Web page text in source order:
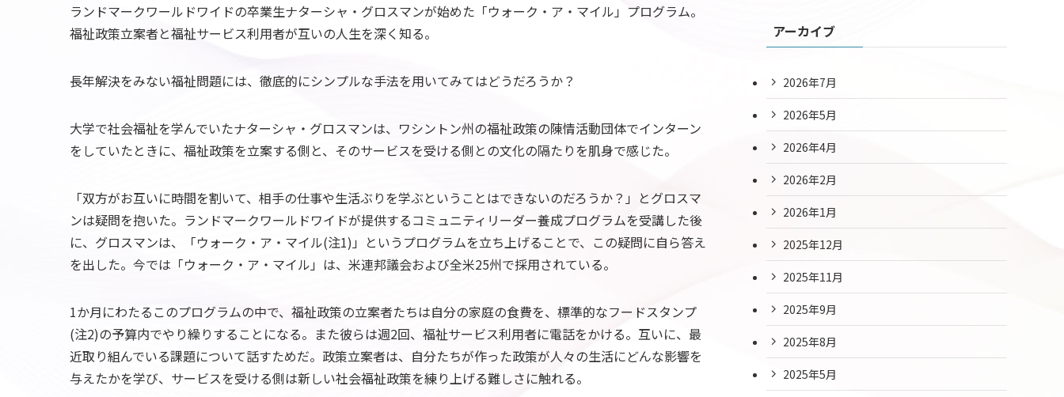
ランドマークワールドワイドの卒業生ナターシャ・グロスマンが始めた「ウォーク・ア・マイル」プログラム。
福祉政策立案者と福祉サービス利用者が互いの人生を深く知る。
長年解決をみない福祉問題には、徹底的にシンプルな手法を用いてみてはどうだろうか？
大学で社会福祉を学んでいたナターシャ・グロスマンは、ワシントン州の福祉政策の陳情活動団体でインターン
をしていたときに、福祉政策を立案する側と、そのサービスを受ける側との文化の隔たりを肌身で感じた。
「双方がお互いに時間を割いて、相手の仕事や生活ぶりを学ぶということはできないのだろうか？」とグロスマ
ンは疑問を抱いた。ランドマークワールドワイドが提供するコミュニティリーダー養成プログラムを受講した後
に、グロスマンは、「ウォーク・ア・マイル(注1)」というプログラムを立ち上げることで、この疑問に自ら答え
を出した。今では「ウォーク・ア・マイル」は、米連邦議会および全米25州で採用されている。
1か月にわたるこのプログラムの中で、福祉政策の立案者たちは自分の家庭の食費を、標準的なフードスタンプ
(注2)の予算内でやり繰りすることになる。また彼らは週2回、福祉サービス利用者に電話をかける。互いに、最
近取り組んでいる課題について話すためだ。政策立案者は、自分たちが作った政策が人々の生活にどんな影響を
与えたかを学び、サービスを受ける側は新しい社会福祉政策を練り上げる難しさに触れる。
アーカイブ
2026年7月
2026年5月
2026年4月
2026年2月
2026年1月
2025年12月
2025年11月
2025年9月
2025年8月
2025年5月